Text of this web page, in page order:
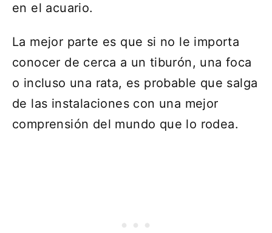
en el acuario.
La mejor parte es que si no le importa
conocer de cerca a un tiburón, una foca
o incluso una rata, es probable que salga
de las instalaciones con una mejor
comprensión del mundo que lo rodea.